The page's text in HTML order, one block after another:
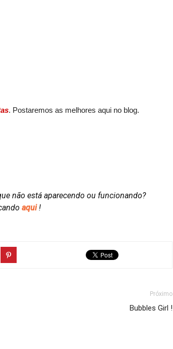
. Postaremos as melhores aqui no blog.
não está aparecendo ou funcionando?
aqui!
Próximo
Bubbles Girl !